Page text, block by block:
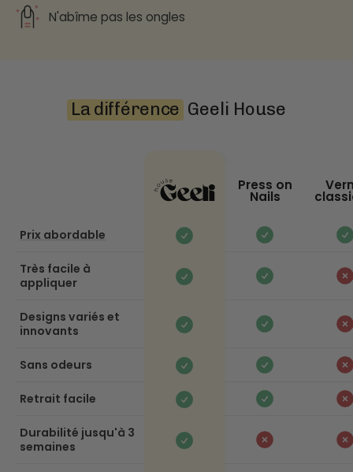
N'abîme pas les ongles
La différence Geeli House
Prix abordable
Très facile à
appliquer
Designs variés et
innovants
Sans odeurs
Retrait facile
Durabilité jusqu'à 3
semaines
Press on
Nails